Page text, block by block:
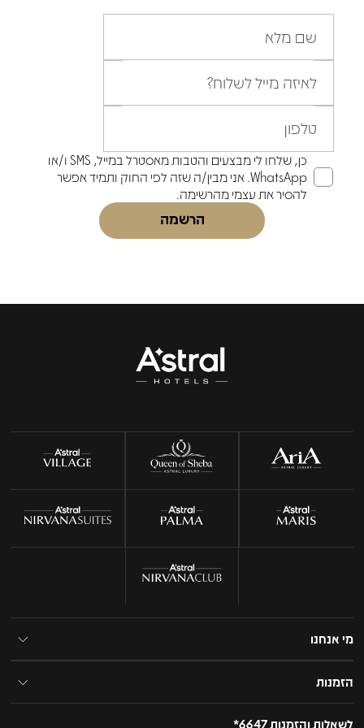
שם מלא
לאיזה מייל לשלוח?
טלפון
כן, שלחו לי מבצעים והטבות מאסטרל במייל, SMS ו/או
WhatsApp. אני מבין/ה שזה לפי החוק ותמיד אפשר
להסיר את עצמי מהרשימה.
הרשמה
מי אנחנו
הזמנות
לשאלות והזמנות 6647*